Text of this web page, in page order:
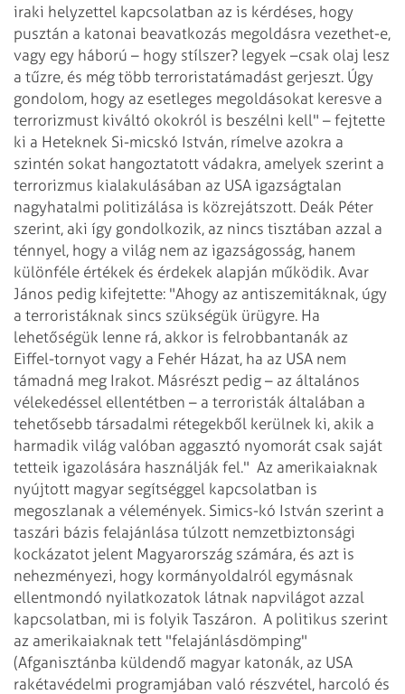
iraki helyzettel kapcsolatban az is kérdéses, hogy
pusztán a katonai beavatkozás megoldásra vezethet-e,
vagy egy háború – hogy stílszer? legyek –csak olaj lesz
a tűzre, és még több terroristatámadást gerjeszt. Úgy
gondolom, hogy az esetleges megoldásokat keresve a
terrorizmust kiváltó okokról is beszélni kell" – fejtette
ki a Heteknek Si-micskó István, rímelve azokra a
szintén sokat hangoztatott vádakra, amelyek szerint a
terrorizmus kialakulásában az USA igazságtalan
nagyhatalmi politizálása is közrejátszott. Deák Péter
szerint, aki így gondolkozik, az nincs tisztában azzal a
ténnyel, hogy a világ nem az igazságosság, hanem
különféle értékek és érdekek alapján működik. Avar
János pedig kifejtette: "Ahogy az antiszemitáknak, úgy
a terroristáknak sincs szükségük ürügyre. Ha
lehetőségük lenne rá, akkor is felrobbantanák az
Eiffel-tornyot vagy a Fehér Házat, ha az USA nem
támadná meg Irakot. Másrészt pedig – az általános
vélekedéssel ellentétben – a terroristák általában a
tehetősebb társadalmi rétegekből kerülnek ki, akik a
harmadik világ valóban aggasztó nyomorát csak saját
tetteik igazolására használják fel." Az amerikaiaknak
nyújtott magyar segítséggel kapcsolatban is
megoszlanak a vélemények. Simics-kó István szerint a
taszári bázis felajánlása túlzott nemzetbiztonsági
kockázatot jelent Magyarország számára, és azt is
nehezményezi, hogy kormányoldalról egymásnak
ellentmondó nyilatkozatok látnak napvilágot azzal
kapcsolatban, mi is folyik Taszáron. A politikus szerint
az amerikaiaknak tett "felajánlásdömping"
(Afganisztánba küldendő magyar katonák, az USA
rakétavédelmi programjában való részvétel, harcoló és